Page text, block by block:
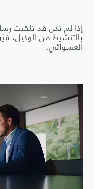
إذا لم تكن قد تلقيت
بالتنشيط من الوكيل،
العشوائي.